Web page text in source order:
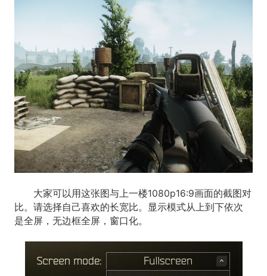
大家可以用这张图与上一楼1080p16:9画面的截图对
比。请选择自己喜欢的长宽比。显示模式从上到下依次
是全屏，无边框全屏，窗口化。